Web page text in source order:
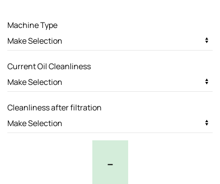
Machine Type
Current Oil Cleanliness
Cleanliness after filtration
–